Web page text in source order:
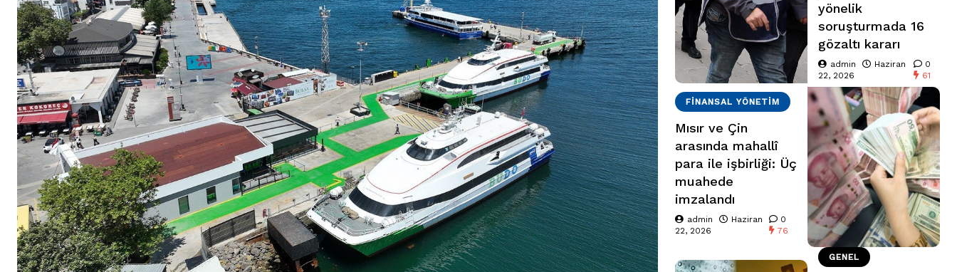
yönelik
soruşturmada 16
gözaltı kararı
admin
Haziran
22, 2026
0
61
FINANSAL YÖNETIM
Mısır ve Çin
arasında mahallî
para ile işbirliği: Üç
muahede
imzalandı
admin
Haziran
22, 2026
0
76
GENEL